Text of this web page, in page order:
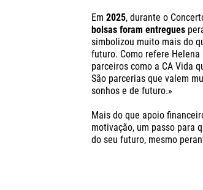
Em2025, durante o
bolsas foram entregues
simbolizou muito mais do
futuro. Como refere
parceiros como a CA Vida
São parcerias que valem
sonhos e de futuro.»
Mais do que apoio
motivação, um passo para
do seu futuro, mesmo